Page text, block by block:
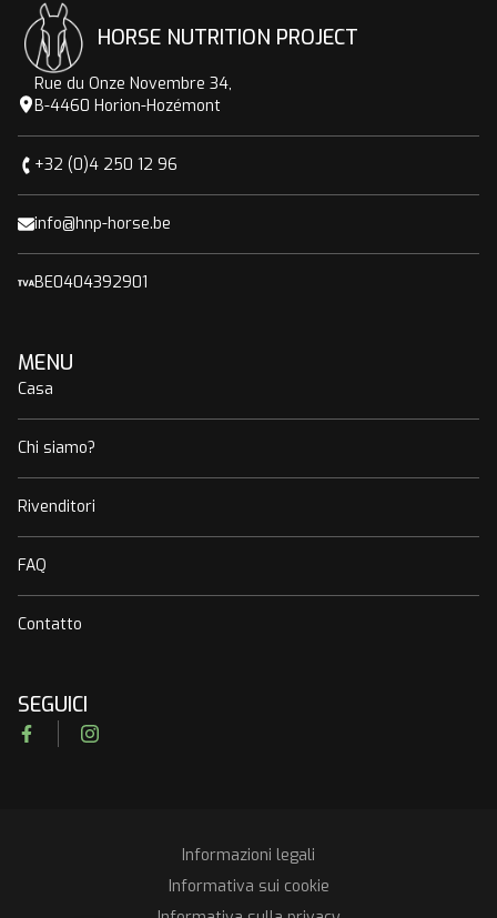
HORSE NUTRITION PROJECT
Rue du Onze Novembre 34,
B-4460 Horion-Hozémont
+32 (0)4 250 12 96
info@hnp-horse.be
BE0404392901
MENU
Casa
Chi siamo?
Rivenditori
FAQ
Contatto
SEGUICI
FacebookInstagram
Informazioni legali
Informativa sui cookie